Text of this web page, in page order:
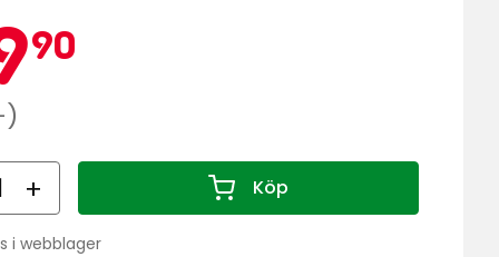
90
kr
)
Köp
Antal 1
i webblager